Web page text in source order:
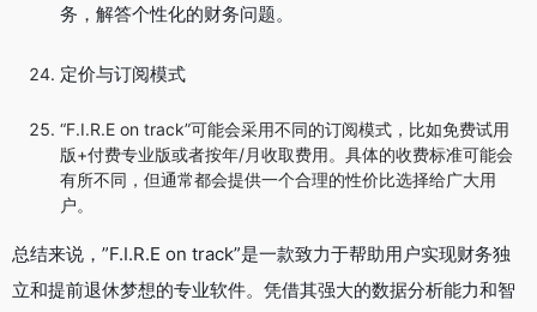
务，解答个性化的财务问题。
定价与订阅模式
“F.I.R.E on track”可能会采用不同的订阅模式，比如免费试用
版+付费专业版或者按年/月收取费用。具体的收费标准可能会
有所不同，但通常都会提供一个合理的性价比选择给广大用
户。
总结来说，”F.I.R.E on track”是一款致力于帮助用户实现财务独
立和提前退休梦想的专业软件。凭借其强大的数据分析能力和智